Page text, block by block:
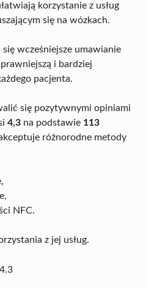
korzystanie z usług
się na wózkach.
się wcześniejsze umawianie
i bardziej
pacjenta.
się pozytywnymi opiniami
4,3 na podstawie 113
różnorodne metody
NFC.
z jej usług.
4.3